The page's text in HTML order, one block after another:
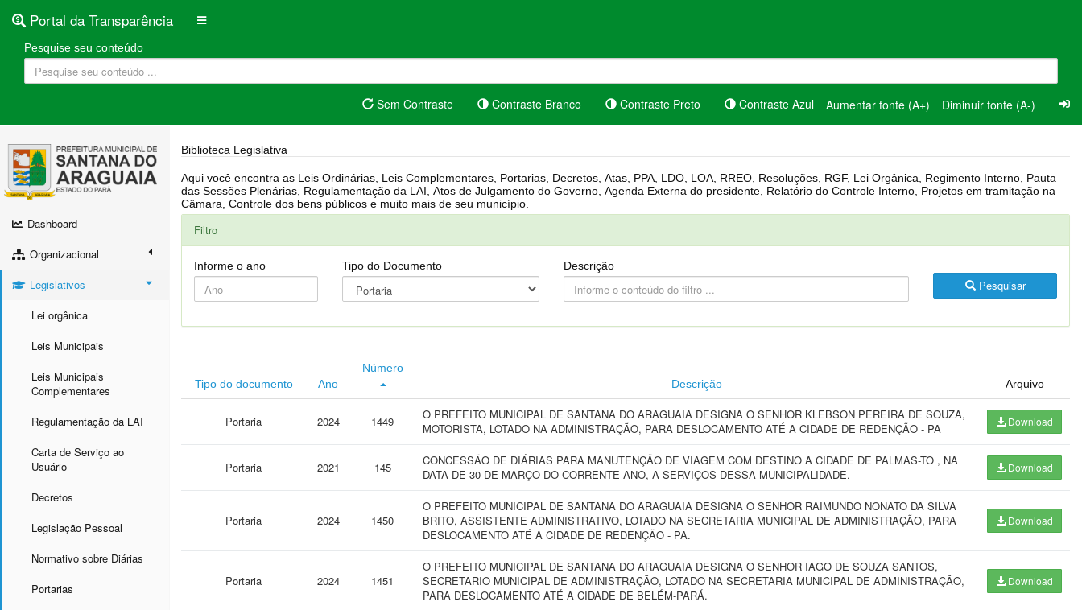
Portal da Transparência
Pesquise seu conteúdo
Sem Contraste Contraste Branco Contraste Preto Contraste Azul Aumentar fonte (A+) Diminuir fonte (A-)
Dashboard
Organizacional
Legislativos
Lei orgânica
Leis Municipais
Leis Municipais
Complementares
Regulamentação da LAI
Carta de Serviço ao
Usuário
Decretos
Legislação Pessoal
Normativo sobre Diárias
Portarias
Biblioteca Legislativa
Aqui você encontra as Leis Ordinárias, Leis Complementares, Portarias, Decretos, Atas, PPA, LDO, LOA, RREO, Resoluções, RGF, Lei Orgânica, Regimento Interno, Pauta
das Sessões Plenárias, Regulamentação da LAI, Atos de Julgamento do Governo, Agenda Externa do presidente, Relatório do Controle Interno, Projetos em tramitação na
Câmara, Controle dos bens públicos e muito mais de seu município.
Filtro
Informe o ano Tipo do Documento Descrição
Pesquisar
Tipo do documento Ano
Número
Descrição
Arquivo
Portaria 2024 1449
O PREFEITO MUNICIPAL DE SANTANA DO ARAGUAIA DESIGNA O SENHOR KLEBSON PEREIRA DE SOUZA,
MOTORISTA, LOTADO NA ADMINISTRAÇÃO, PARA DESLOCAMENTO ATÉ A CIDADE DE REDENÇÃO - PA
Download
Portaria 2021 145
CONCESSÃO DE DIÁRIAS PARA MANUTENÇÃO DE VIAGEM COM DESTINO À CIDADE DE PALMAS-TO , NA
DATA DE 30 DE MARÇO DO CORRENTE ANO, A SERVIÇOS DESSA MUNICIPALIDADE.
Download
Portaria 2024 1450
O PREFEITO MUNICIPAL DE SANTANA DO ARAGUAIA DESIGNA O SENHOR RAIMUNDO NONATO DA SILVA
BRITO, ASSISTENTE ADMINISTRATIVO, LOTADO NA SECRETARIA MUNICIPAL DE ADMINISTRAÇÃO, PARA
DESLOCAMENTO ATÉ A CIDADE DE REDENÇÃO - PA.
Download
Portaria 2024 1451
O PREFEITO MUNICIPAL DE SANTANA DO ARAGUAIA DESIGNA O SENHOR IAGO DE SOUZA SANTOS,
SECRETARIO MUNICIPAL DE ADMINISTRAÇÃO, LOTADO NA SECRETARIA MUNICIPAL DE ADMINISTRAÇÃO,
PARA DESLOCAMENTO ATÉ A CIDADE DE BELÉM-PARÁ.
Download